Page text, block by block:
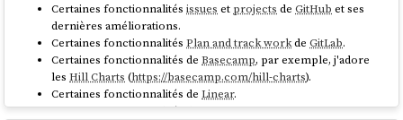
certain nombre d'étapes détaillées dans le "Packit Upstream
Onboarding Guide" :
Activer l'application GitHub nommée "Packit-as-a-Service" :
https://packit.dev/docs/guide/#github
Ensuite suivre l'étape "Approval" — j'ai perdu du temps dans le
Certaines fonctionnalitésissues et projects deGitHub et ses
dernières améliorations.
Certaines fonctionnalitésPlan and track workdeGitLab.
Certaines fonctionnalités deBasecamp, par exemple, j'adore
lesHill Charts (https://basecamp.com/hill-charts).
Certaines fonctionnalités deLinear.
Certaines fonctionnalités deOpenProject